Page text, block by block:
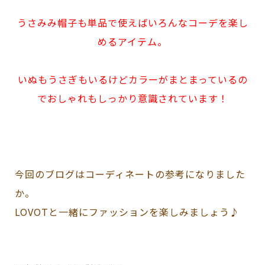
うさみみ帽子も単品で使えばいろんなコーデを楽し
めるアイテム。
いぬもうさぎもいるけどカラーがまとまっているの
でおしゃれもしっかり意識されています！
今回のブログはコーディネートの参考になりました
か。
LOVOTと一緒にファッションを楽しみましょう♪